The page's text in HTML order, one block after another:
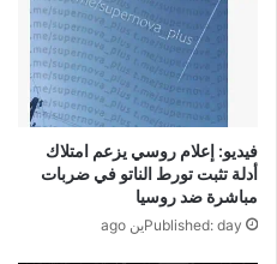
فيديو: إعلام روسي يزعم امتلاك
أدلة تثبت تورط الناتو في ضربات
مباشرة ضد روسيا
Published: dayين ago